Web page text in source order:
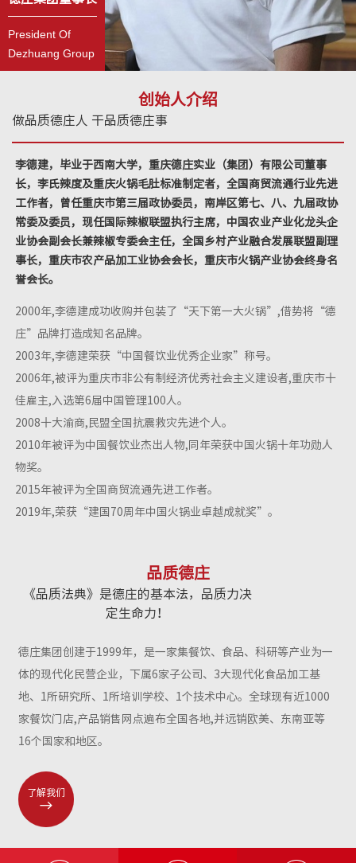
President Of
Dezhuang Group
创始人介绍
做品质德庄人 干品质德庄事
李德建，毕业于西南大学，重庆德庄实业（集团）有限公司董事
长，李氏辣度及重庆火锅毛肚标准制定者，全国商贸流通行业先进
工作者，曾任重庆市第三届政协委员，南岸区第七、八、九届政协
常委及委员，现任国际辣椒联盟执行主席，中国农业产业化龙头企
业协会副会长兼辣椒专委会主任，全国乡村产业融合发展联盟副理
事长，重庆市农产品加工业协会会长，重庆市火锅产业协会终身名
誉会长。
2000年,李德建成功收购并包装了“天下第一大火锅”,借势将“德
庄”品牌打造成知名品牌。
2003年,李德建荣获“中国餐饮业优秀企业家”称号。
2006年,被评为重庆市非公有制经济优秀社会主义建设者,重庆市十
佳雇主,入选第6届中国管理100人。
2008十大渝商,民盟全国抗震救灾先进个人。
2010年被评为中国餐饮业杰出人物,同年荣获中国火锅十年功勋人
物奖。
2015年被评为全国商贸流通先进工作者。
2019年,荣获“建国70周年中国火锅业卓越成就奖”。
品质德庄
《品质法典》是德庄的基本法，品质力决
定生命力！
德庄集团创建于1999年，是一家集餐饮、食品、科研等产业为一
体的现代化民营企业，下属6家子公司、3大现代化食品加工基
地、1所研究所、1所培训学校、1个技术中心。全球现有近1000
家餐饮门店,产品销售网点遍布全国各地,并远销欧美、东南亚等
16个国家和地区。
了解我们